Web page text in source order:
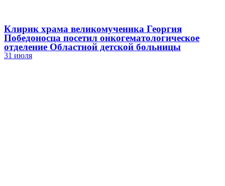
Клирик храма великомученика Георгия
Победоносца посетил онкогематологическое
отделение Областной детской больницы
31 июля